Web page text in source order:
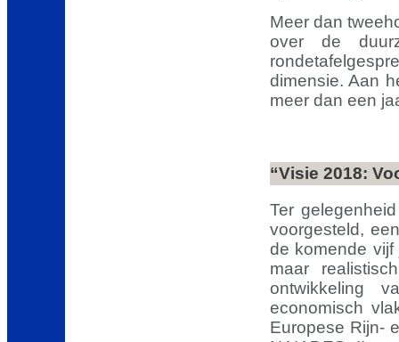
Meer dan
over de
dimensie. Aan
meer dan een
“Visie 2018:
Ter
voorgesteld,
de komende vijf
maar
ontwikkeling
economisch
Europese Rijn-